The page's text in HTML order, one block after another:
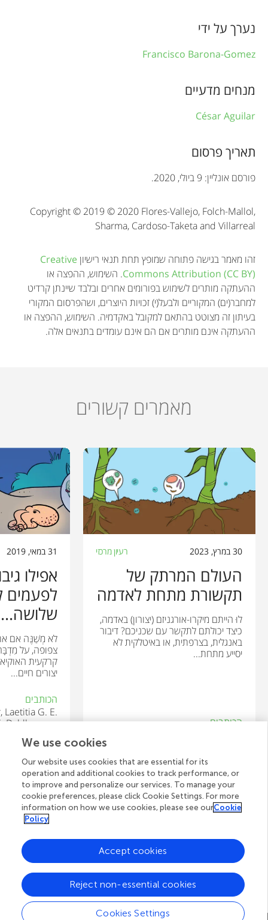
r
m
t
i
n
נערך על ידי
Francisco Barona-Gomez
מנחים מדעיים
César Aguilar
תאריך פרסום
פורסם אונליין: 9 ביולי, 2020.
Copyright © 2019 © 2020 Flores-Vallejo, Folch-Mallol,
Sharma, Cardoso-Taketa and Villarreal
זהו מאמר בגישה פתוחה שמופץ תחת תנאי רישיון Creative
Commons Attribution (CC BY). השימוש, ההפצה או
ההעתקה מותרים לשימוש בפורומים אחרים ובלבד שיינתן קרדיט
למחבר(ים) המקוריים ולבעל(י) זכויות היוצרים, ושהפרסום המקורי
בעיתון זה מצוטט בהתאם למקובל באקדמיה. השימוש, ההפצה או
ההעתקה אינם מותרים אם הם אינם עומדים בתנאים אלה.
מאמרים קשורים
30 במרץ, 2023 רעיון מרכזי
העולם המרתק של
תקשורת מתחת לאדמה
לוּ הייתם מיקרו-אורגניזם (יצורון) באדמה,
כיצד יכולתם לתקשר עם שכניכם? דיבור
באנגלית, בצרפתית, או באיטלקית לא
יסייע מתחת...
הכותבים
Paolina Garbeva, Gianpiero Vigani
סוקרים צעירים
Shashipreetham
גיל: 13
31 במאי, 2019
אפילו
לפעמים
שלושה...
לא מְשַׁנֶּה אם
צפופה, על
קרקעית
יצורים חיים...
הכותבים
Laetitia G. E.
Dahlhausen,
David A. Coil
לצפייה בכל המאמרים
We use cookies
Our website uses cookies that are essential for its
operation and additional cookies to track performance, or
to improve and personalize our services. To manage your
cookie preferences, please click Cookie Settings. For more
information on how we use cookies, please see ourCookie
Policy
Cookies Settings
Reject non-essential cookies
Accept cookies